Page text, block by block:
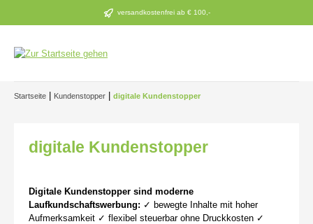
Zum Hauptinhalt springen versandkostenfrei ab € 100,-
Startseite Kundenstopper digitale Kundenstopper
digitale Kundenstopper
Digitale Kundenstopper sind moderne
Laufkundschaftswerbung: ✓ bewegte Inhalte mit hoher
Aufmerksamkeit ✓ flexibel steuerbar ohne Druckkosten ✓